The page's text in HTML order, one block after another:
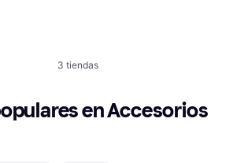
3 tiendas
en Accesorios